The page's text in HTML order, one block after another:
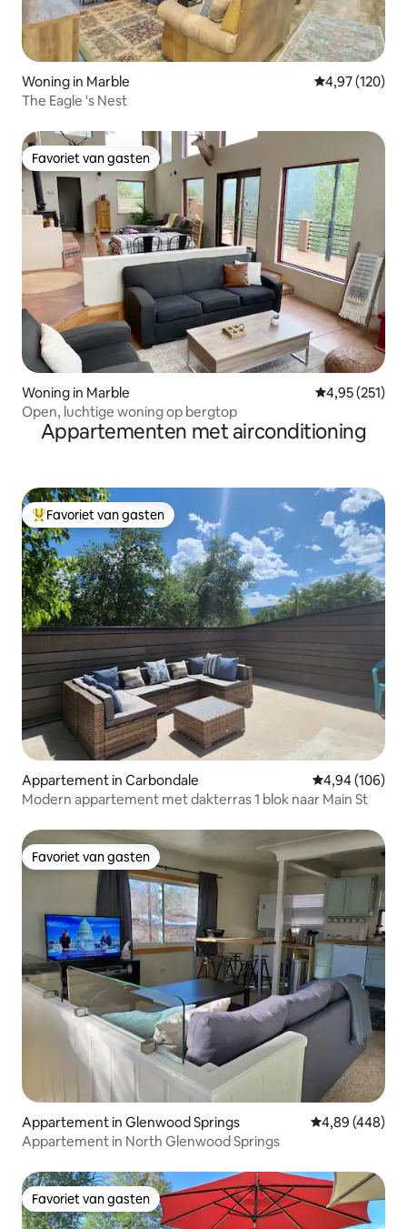
Woning in Marble Gemiddelde
4,97 (120)
The Eagle 's Nest
Favoriet van gasten
Favoriet van gasten
Woning in Marble Gemiddelde
4,95 (251)
Open, luchtige woning op bergtop
Appartementen met airconditioning
Topfavoriet van gasten
Favoriet van gasten
Appartement in Carbondale Gemiddelde
4,94 (106)
Modern appartement met dakterras 1 blok naar Main St
Favoriet van gasten
Favoriet van gasten
Appartement in Glenwood Springs Gemiddelde
4,89 (448)
Appartement in North Glenwood Springs
Favoriet van gasten
Favoriet van gasten